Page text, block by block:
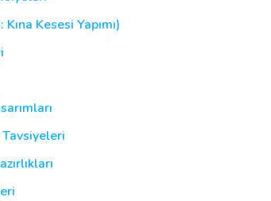
Kesesi Yapımı)
Tavsiyeleri